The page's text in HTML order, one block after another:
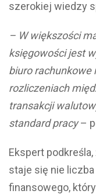
szerokiej wiedzy
– W większości
księgowości jest
biuro rachunkowe
rozliczeniach
transakcji
standard pracy–
Ekspert
staje się nie
finansowego,